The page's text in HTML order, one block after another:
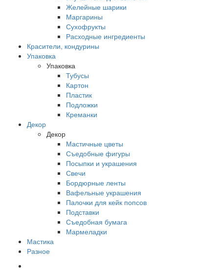
Желейные шарики
Маргарины
Сухофрукты
Расходные ингредиенты
Красители, кондурины
Упаковка
Упаковка
Тубусы
Картон
Пластик
Подложки
Креманки
Декор
Декор
Мастичные цветы
Съедобные фигуры
Посыпки и украшения
Свечи
Бордюрные ленты
Вафельные украшения
Палочки для кейк попсов
Подставки
Съедобная бумага
Мармеладки
Мастика
Разное